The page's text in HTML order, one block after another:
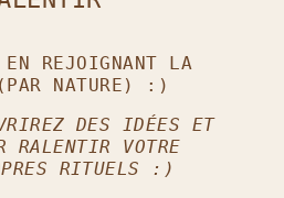
EN REJOIGNANT LA
NATURE) :)
DES IDÉES ET
RALENTIR VOTRE
RITUELS :)